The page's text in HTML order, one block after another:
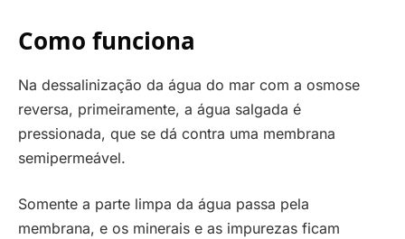
Como funciona
Na dessalinização da água do mar com a osmose
reversa, primeiramente, a água salgada é
pressionada, que se dá contra uma membrana
semipermeável.
Somente a parte limpa da água passa pela
membrana, e os minerais e as impurezas ficam